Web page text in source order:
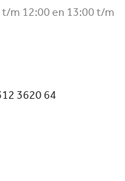
m 12:00 en 13:00 t/m
3620 64